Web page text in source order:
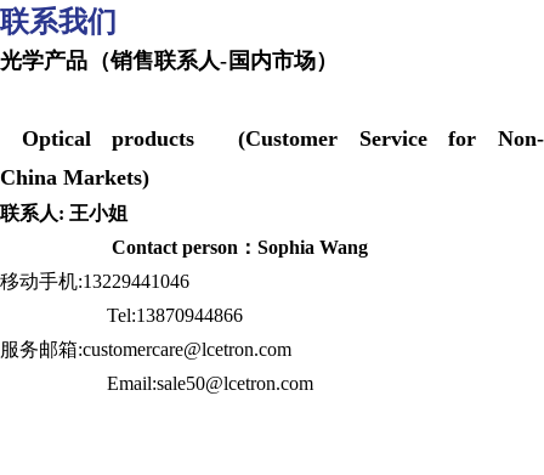
联系我们
光学产品（销售联系人-国内市场）
Optical products (Customer Service for Non-
China Markets)
联系人: 王小姐
Contact person：Sophia Wang
移动手机:13229441046
Tel:13870944866
服务邮箱:customercare@lcetron.com
Email:sale50@lcetron.com